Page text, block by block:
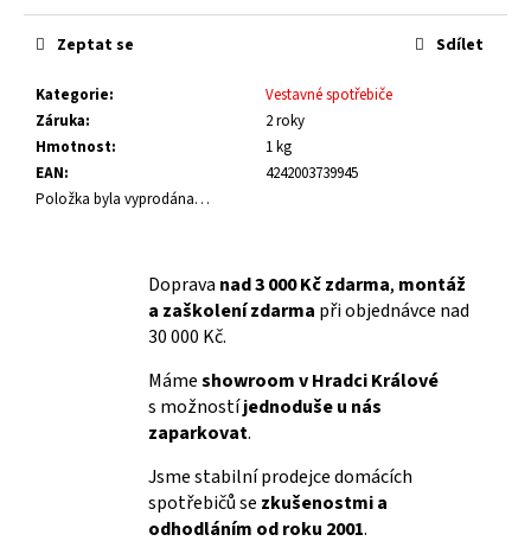
Měrná
cena:
Kategorie:
Vestavné spotřebiče
Záruka:
2 roky
Hmotnost:
1 kg
EAN:
4242003739945
Položka byla vyprodána…
Zeptat se Sdílet
Doprava nad 3 000 Kč zdarma, montáž
a zaškolení zdarma při objednávce nad
30 000 Kč.
Mámeshowroom v Hradci Králové
s možnostíjednoduše u nás
zaparkovat.
Jsme stabilní prodejce domácích
spotřebičů se zkušenostmi a
odhodláním od roku 2001.